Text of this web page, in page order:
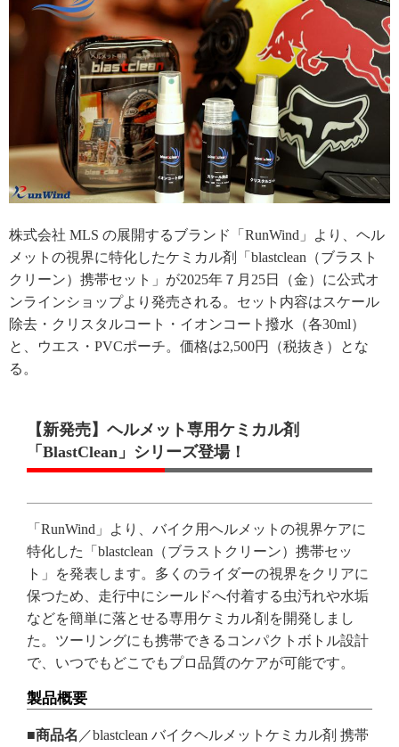
株式会社 MLS の展開するブランド「RunWind」より、ヘル
メットの視界に特化したケミカル剤「blastclean（ブラスト
クリーン）携帯セット」が2025年７月25日（金）に公式オ
ンラインショップより発売される。セット内容はスケール
除去・クリスタルコート・イオンコート撥水（各30ml）
と、ウエス・PVCポーチ。価格は2,500円（税抜き）とな
る。
【新発売】ヘルメット専用ケミカル剤
「BlastClean」シリーズ登場！
「RunWind」より、バイク用ヘルメットの視界ケアに
特化した「blastclean（ブラストクリーン）携帯セッ
ト」を発表します。多くのライダーの視界をクリアに
保つため、走行中にシールドへ付着する虫汚れや水垢
などを簡単に落とせる専用ケミカル剤を開発しまし
た。ツーリングにも携帯できるコンパクトボトル設計
で、いつでもどこでもプロ品質のケアが可能です。
製品概要
■商品名 ／blastclean バイクヘルメットケミカル剤 携帯